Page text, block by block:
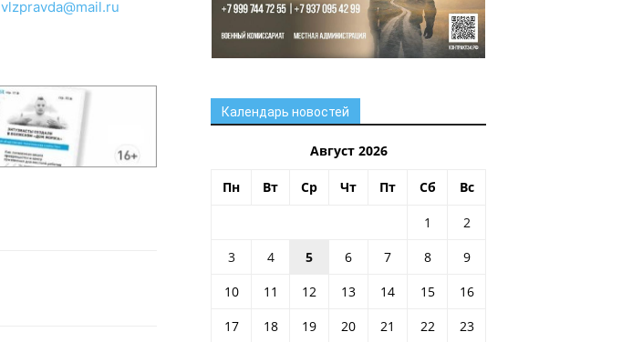
vlzpravda@mail.ru
Календарь новостей
Август 2026
Пн Вт Ср Чт Пт Сб Вс
1
2
3
4 5 6 7 8
9
10
11 12 13 14 15
16
17
18 19 20 21 22
23